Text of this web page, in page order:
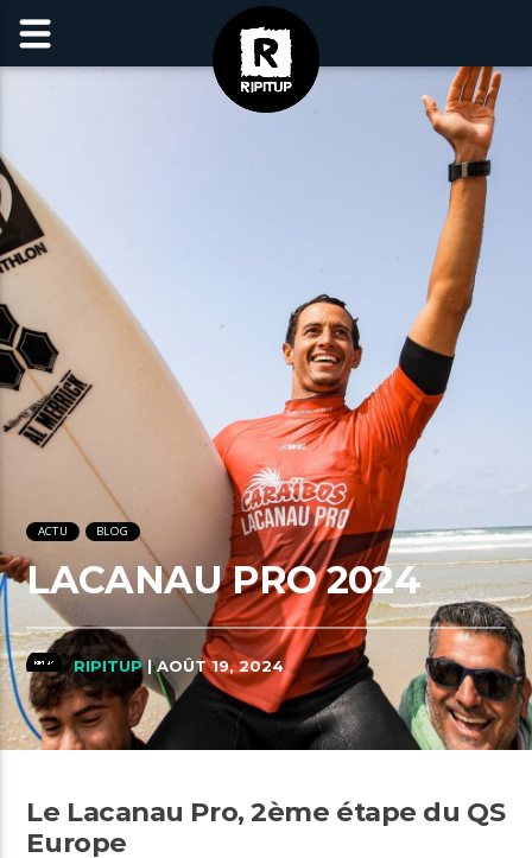
ACTU BLOG
LACANAU PRO 2024
RIPITUP| AOÛT 19, 2024
Le Lacanau Pro, 2ème étape du QS
Europe